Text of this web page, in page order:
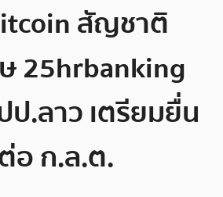
สัญชาติ
25hrbanking
.ลาว เตรียมยื่น
อ ก.ล.ต.